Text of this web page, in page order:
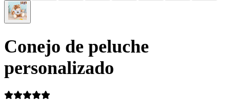
Conejo de peluche
personalizado